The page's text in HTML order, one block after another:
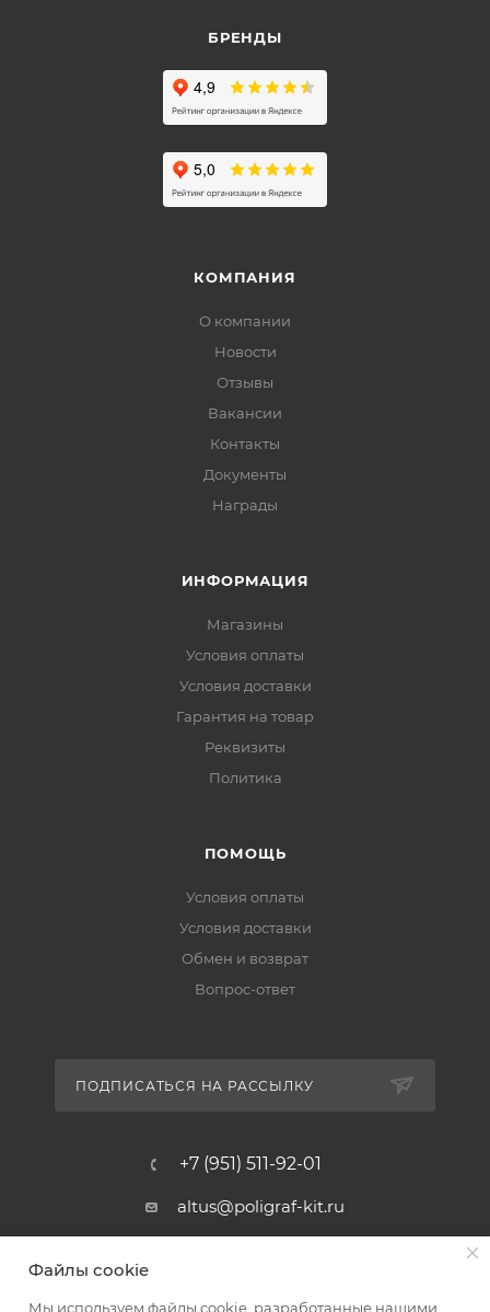
БРЕНДЫ
КОМПАНИЯ
О компании
Новости
Отзывы
Вакансии
Контакты
Документы
Награды
ИНФОРМАЦИЯ
Магазины
Условия оплаты
Условия доставки
Гарантия на товар
Реквизиты
Политика
ПОМОЩЬ
Условия оплаты
Условия доставки
Обмен и возврат
Вопрос-ответ
ПОДПИСАТЬСЯ НА РАССЫЛКУ
+7 (951) 511-92-01
altus@poligraf-kit.ru
Ростовская обл, Аксайский р-н,
Файлы cookie
Мы используем файлы cookie, разработанные нашими